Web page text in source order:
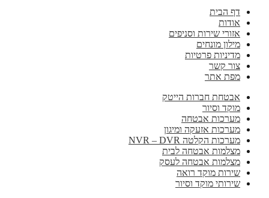
דף הבית
אודות
אזורי שירות וסניפים
מילון מונחים
מדיניות פרטיות
צור קשר
מפת אתר
אבטחת חברות הייטק
מוקד וסיור
מערכות אבטחה
מערכות אזעקה ומיגון
מערכות הקלטה NVR – DVR
מצלמות אבטחה לבית
מצלמות אבטחה לעסק
שירות מוקד רואה
שירותי מוקד וסיור